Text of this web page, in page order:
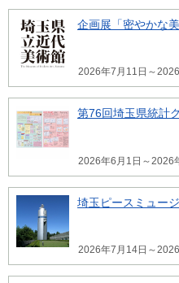
企画展「密やかな
2026年7月11日～
第76回埼玉県統計
2026年6月1日～2026
埼玉ピースミュー
2026年7月14日～